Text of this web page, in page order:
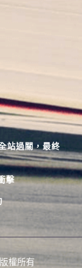
站過關，最終
擊
權所有